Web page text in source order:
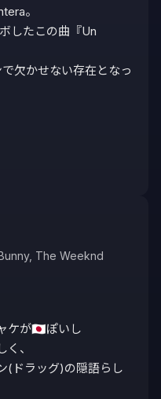
。
したこの曲『Un
欠かせない存在となっ
, The Weeknd
ケが🇯🇵ぽいし
、
(ドラッグ)の隠語らし